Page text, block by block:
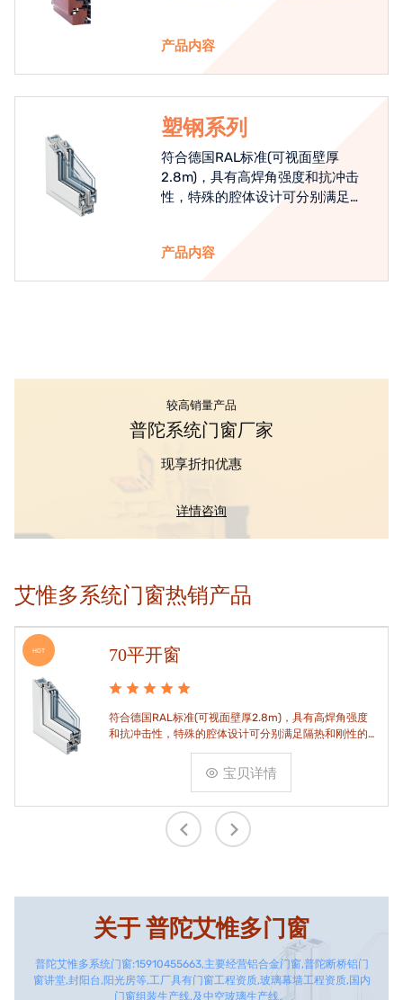
产品内容
塑钢系列
符合德国RAL标准(可视面壁厚
2.8m)，具有高焊角强度和抗冲击
性，特殊的腔体设计可分别满足隔
产品内容
较高销量产品
普陀系统门窗厂家
现享折扣优惠
详情咨询
艾惟多系统门窗热销产品
HOT 70平开窗
符合德国RAL标准(可视面壁厚2.8m)，具有高焊角强度
和抗冲击性，特殊的腔体设计可分别满足隔热和刚性的
宝贝详情
关于普陀艾惟多门窗
普陀艾惟多系统门窗:15910455663,主要经营铝合金门窗,普陀断桥铝门
窗讲堂,封阳台,阳光房等,工厂具有门窗工程资质,玻璃幕墙工程资质,国内
门窗组装生产线,及中空玻璃生产线。